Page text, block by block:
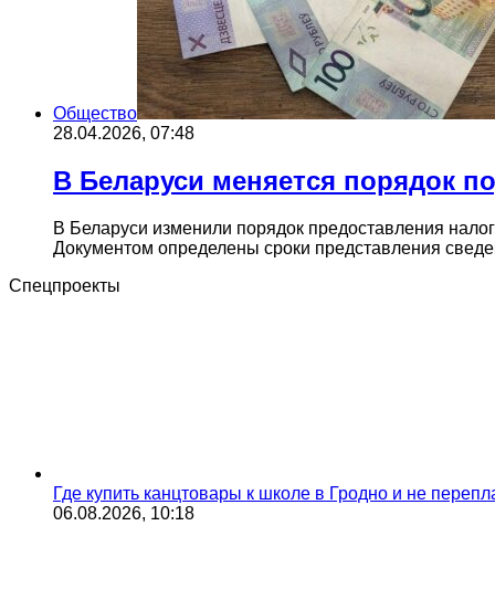
Общество
28.04.2026, 07:48
В Беларуси меняется порядок
В Беларуси изменили порядок предоставления
Документом определены сроки представления
Спецпроекты
Где купить канцтовары к школе в Гродно и не
06.08.2026, 10:18